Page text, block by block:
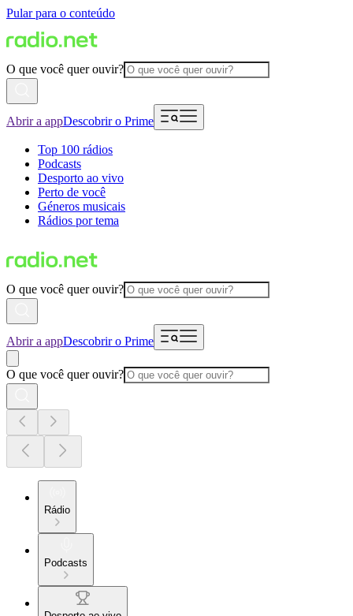
Pular para o conteúdo
O que você quer ouvir?
Abrir a appDescobrir o Prime
Top 100 rádios
Podcasts
Desporto ao vivo
Perto de você
Géneros musicais
Rádios por tema
O que você quer ouvir?
Abrir a appDescobrir o Prime
O que você quer ouvir?
Rádio
Podcasts